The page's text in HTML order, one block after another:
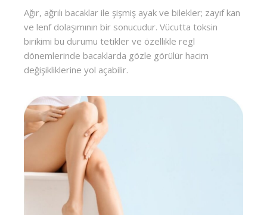
Ağır, ağrılı bacaklar ile şişmiş ayak ve bilekler; zayıf kan
ve lenf dolaşımının bir sonucudur. Vücutta toksin
birikimi bu durumu tetikler ve özellikle regl
dönemlerinde bacaklarda gözle görülür hacim
değişikliklerine yol açabilir.